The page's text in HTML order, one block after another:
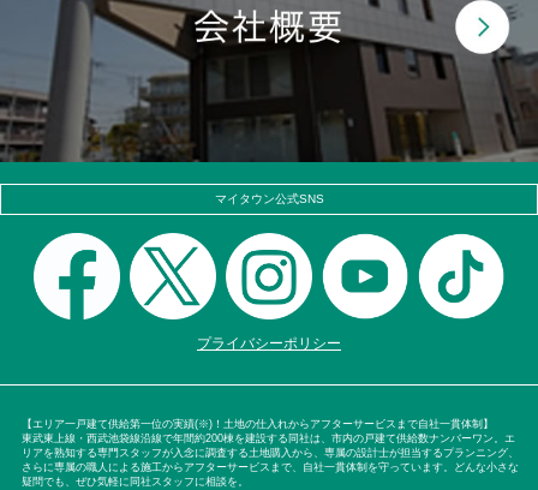
マイタウン公式SNS
プライバシーポリシー
【エリア一戸建て供給第一位の実績(※)！土地の仕入れからアフターサービスまで自社一貫体制】
東武東上線・西武池袋線沿線で年間約200棟を建設する同社は、市内の戸建て供給数ナンバーワン。エ
リアを熟知する専門スタッフが入念に調査する土地購入から、専属の設計士が担当するプランニング、
さらに専属の職人による施工からアフターサービスまで、自社一貫体制を守っています。どんな小さな
疑問でも、ぜひ気軽に同社スタッフに相談を。